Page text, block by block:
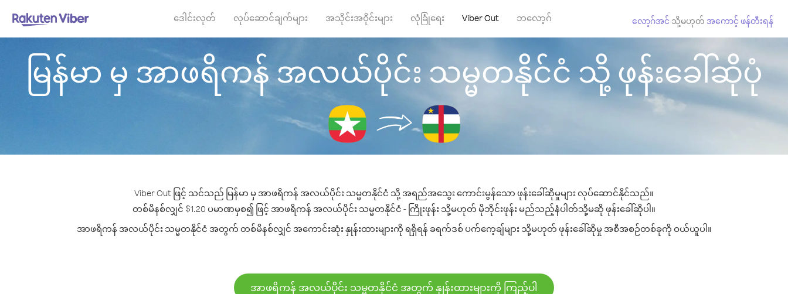
ဒေါင်းလုတ် လုပ်ဆောင်ချက်များ အသိုင်းအဝိုင်းများ လုံခြုံရေး Viber Out ဘလော့ဂ် လော့ဂ်အင် သို့မဟုတ် အကောင့် ဖန်တီးရန်
မြန်မာ မှ အာဖရိကန် အလယ်ပိုင်း သမ္မတနိုင်ငံ သို့ ဖုန်းခေါ်ဆိုပုံ
Viber Out ဖြင့် သင်သည် မြန်မာ မှ အာဖရိကန် အလယ်ပိုင်း သမ္မတနိုင်ငံ သို့ အရည်အသွေး ကောင်းမွန်သော ဖုန်းခေါ်ဆိုမှုများ လုပ်ဆောင်နိုင်သည်။
တစ်မိနစ်လျှင် $1.20 ပမာဏမှစ၍ ဖြင့် အာဖရိကန် အလယ်ပိုင်း သမ္မတနိုင်ငံ - ကြိုးဖုန်း သို့မဟုတ် မိုဘိုင်းဖုန်း မည်သည့်နံပါတ်သို့မဆို ဖုန်းခေါ်ဆိုပါ။
အာဖရိကန် အလယ်ပိုင်း သမ္မတနိုင်ငံ အတွက် တစ်မိနစ်လျှင် အကောင်းဆုံး နှုန်းထားများကို ရရှိရန် ခရက်ဒစ် ပက်ကေ့ချ်များ သို့မဟုတ် ဖုန်းခေါ်ဆိုမှု အစီအစဉ်တစ်ခုကို ဝယ်ယူပါ။
အာဖရိကန် အလယ်ပိုင်း သမ္မတနိုင်ငံ အတွက် နှုန်းထားများကို ကြည့်ပါ